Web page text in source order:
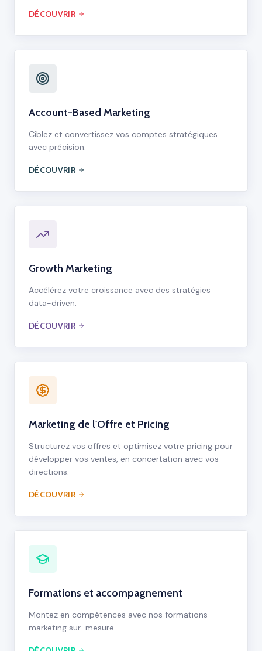
DÉCOUVRIR
Account-Based Marketing
Ciblez et convertissez vos comptes stratégiques
avec précision.
DÉCOUVRIR
Growth Marketing
Accélérez votre croissance avec des stratégies
data-driven.
DÉCOUVRIR
Marketing de l'Offre et Pricing
Structurez vos offres et optimisez votre pricing pour
développer vos ventes, en concertation avec vos
directions.
DÉCOUVRIR
Formations et accompagnement
Montez en compétences avec nos formations
marketing sur-mesure.